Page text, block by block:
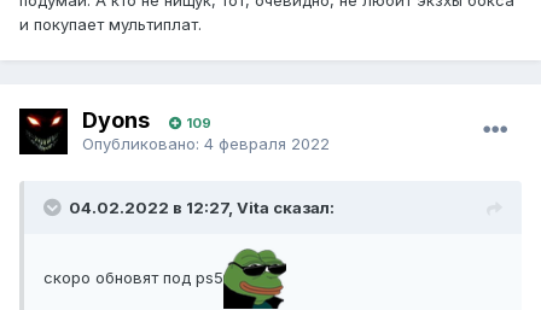
и покупает мультиплат.
Dyons 109
Опубликовано: 4 февраля 2022
04.02.2022 в 12:27, Vita сказал:
скоро обновят под ps5